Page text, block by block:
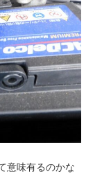
意味有るのかな